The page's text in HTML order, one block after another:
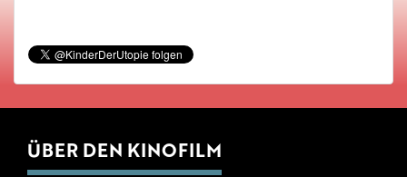
ÜBER DEN KINOFILM